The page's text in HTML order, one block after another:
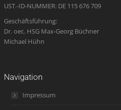
UST.-ID-NUMMER: DE 115 676 709
Geschäftsführung:
Dr. oec. HSG Max-Georg Büchner
Michael Hühn
Navigation
Impressum